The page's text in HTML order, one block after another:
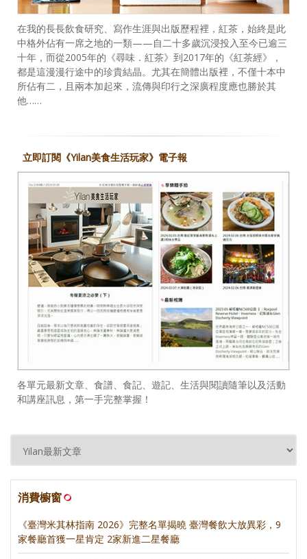
在我的長長飲食研究、寫作生涯與出版歷程裡，紅茶，始終是此
中格外佔有一席之地的一類——自二十多歲沉浸投入至今已逾三
十年，而從2005年的《尋味．紅茶》到2017年的《紅茶經》，
都是這漫漫行途中的珍貴結晶。尤其在簡體出版裡，不僅十本中
所佔有二，且兩本加起來，流傳與印行之深廣程度應也勝於其
他……
立即訂閱《Yilan美食生活玩家》電子報
各單元最新文章、食譜、食記、遊記、生活與閱讀隨筆以及活動
和講座訊息，第一手完整掌握！
消費櫥窗
《臺灣米其林指南 2026》完整名單揭曉 臺灣餐飲大放異彩，9
家餐廳首獲一星肯定 2家新進二星餐廳